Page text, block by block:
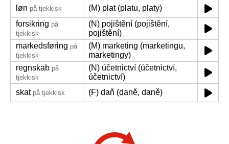
løn på tjekkisk
(M) plat (platu, platy)
forsikring på
tjekkisk
(N) pojištění (pojištění,
pojištění)
markedsføring på
tjekkisk
(M) marketing (marketingu,
marketingy)
regnskab på
tjekkisk
(N) účetnictví (účetnictví,
účetnictví)
skat på tjekkisk (F) daň (daně, daně)